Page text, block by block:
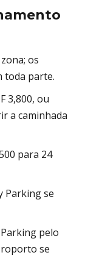
os
toda parte.
3,800, ou
a caminhada
para 24
Parking se
pelo
se